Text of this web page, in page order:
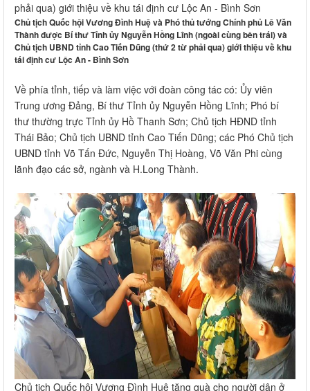
phải qua) giới thiệu về khu tái định cư Lộc An - Bình Sơn
Chủ tịch Quốc hội Vương Đình Huệ và Phó thủ tướng Chính phủ Lê Văn
Thành được Bí thư Tỉnh ủy Nguyễn Hồng Lĩnh (ngoài cùng bên trái) và
Chủ tịch UBND tỉnh Cao Tiến Dũng (thứ 2 từ phải qua) giới thiệu về khu
tái định cư Lộc An - Bình Sơn
Về phía tỉnh, tiếp và làm việc với đoàn công tác có: Ủy viên
Trung ương Đảng, Bí thư Tỉnh ủy Nguyễn Hồng Lĩnh; Phó bí
thư thường trực Tỉnh ủy Hồ Thanh Sơn; Chủ tịch HĐND tỉnh
Thái Bảo; Chủ tịch UBND tỉnh Cao Tiến Dũng; các Phó Chủ tịch
UBND tỉnh Võ Tấn Đức, Nguyễn Thị Hoàng, Võ Văn Phi cùng
lãnh đạo các sở, ngành và H.Long Thành.
Chủ tịch Quốc hội Vương Đình Huệ tặng quà cho người dân ở